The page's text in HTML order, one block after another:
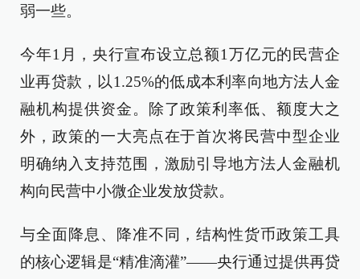
弱一些。
今年1月，央行宣布设立总额1万亿元的民营企
业再贷款，以1.25%的低成本利率向地方法人金
融机构提供资金。除了政策利率低、额度大之
外，政策的一大亮点在于首次将民营中型企业
明确纳入支持范围，激励引导地方法人金融机
构向民营中小微企业发放贷款。
与全面降息、降准不同，结构性货币政策工具
的核心逻辑是“精准滴灌”——央行通过提供再贷